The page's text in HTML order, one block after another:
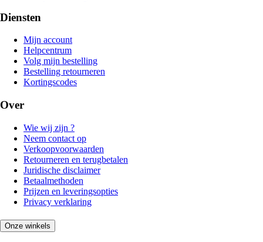
Diensten
Mijn account
Helpcentrum
Volg mijn bestelling
Bestelling retourneren
Kortingscodes
Over
Wie wij zijn ?
Neem contact op
Verkoopvoorwaarden
Retourneren en terugbetalen
Juridische disclaimer
Betaalmethoden
Prijzen en leveringsopties
Privacy verklaring
Onze winkels